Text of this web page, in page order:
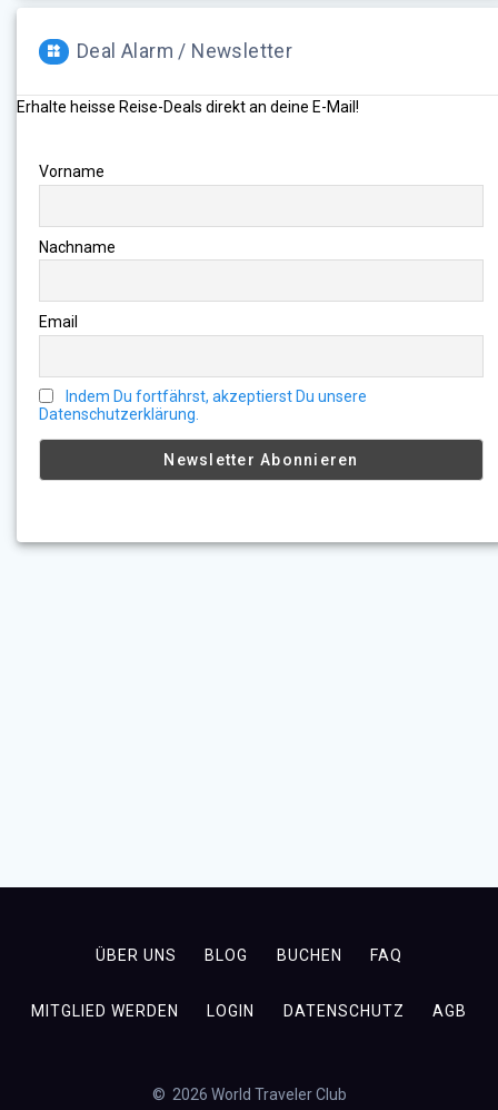
Deal Alarm / Newsletter
Erhalte heisse Reise-Deals direkt an deine E-Mail!
Vorname
Nachname
Email
Indem Du fortfährst, akzeptierst Du unsere
Datenschutzerklärung.
ÜBER UNS BLOG BUCHEN FAQ
MITGLIED WERDEN LOGIN DATENSCHUTZ AGB
© 2026 World Traveler Club